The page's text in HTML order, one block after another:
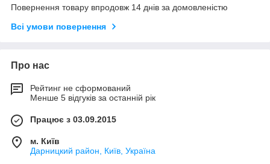
Повернення товару впродовж 14 днів за домовленістю
Всі умови повернення
Про нас
Рейтинг не сформований
Менше 5 відгуків за останній рік
Працює з 03.09.2015
м. Київ
Дарницкий район, Київ, Україна